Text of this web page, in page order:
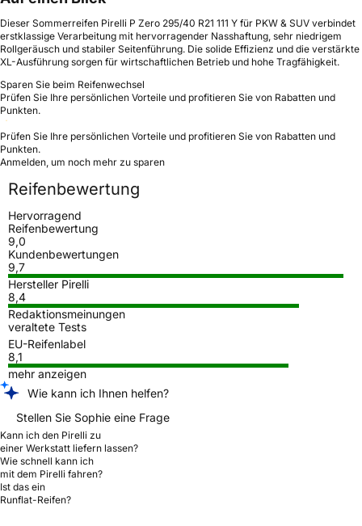
Dieser Sommerreifen Pirelli P Zero 295/40 R21 111 Y für PKW & SUV verbindet
erstklassige Verarbeitung mit hervorragender Nasshaftung, sehr niedrigem
Rollgeräusch und stabiler Seitenführung. Die solide Effizienz und die verstärkte
XL-Ausführung sorgen für wirtschaftlichen Betrieb und hohe Tragfähigkeit.
Sparen Sie beim Reifenwechsel
Prüfen Sie Ihre persönlichen Vorteile und profitieren Sie von Rabatten und
Punkten.
Prüfen Sie Ihre persönlichen Vorteile und profitieren Sie von Rabatten und
Punkten.
Anmelden, um noch mehr zu sparen
Reifenbewertung
Hervorragend
Reifenbewertung
9,0
Kundenbewertungen
9,7
Hersteller Pirelli
8,4
Redaktionsmeinungen
veraltete Tests
EU-Reifenlabel
8,1
mehr anzeigen
Wie kann ich Ihnen helfen?
Stellen Sie Sophie eine Frage
Kann ich den Pirelli zu
einer Werkstatt liefern lassen?
Wie schnell kann ich
mit dem Pirelli fahren?
Ist das ein
Runflat-Reifen?